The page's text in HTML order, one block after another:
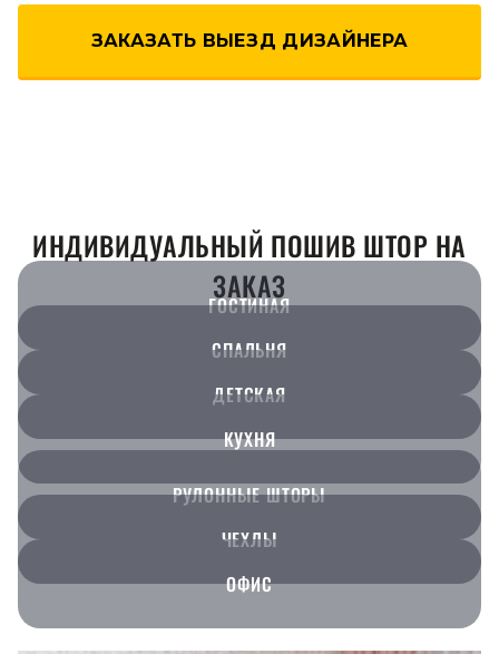
ЗАКАЗАТЬ ВЫЕЗД ДИЗАЙНЕРА
ИНДИВИДУАЛЬНЫЙ ПОШИВ ШТОР НА
ЗАКАЗ
ГОСТИНАЯ
СПАЛЬНЯ
ДЕТСКАЯ
КУХНЯ
РУЛОННЫЕ ШТОРЫ
ЧЕХЛЫ
ОФИС